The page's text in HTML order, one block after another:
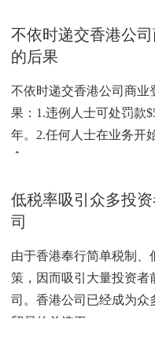
不依时递交香港公
的后果
不依时递交香港公司商业
果：1.违例人士可处罚款
年。2.任何人士在业务开
个…
低税率吸引众多投
司
由于香港奉行简单税制、
策，因而吸引大量投资者
司。香港公司已经成为众
贸易的首选平…